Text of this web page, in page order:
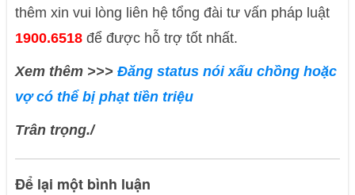
thêm xin vui lòng liên hệ tổng đài tư vấn pháp luật
1900.6518 để được hỗ trợ tốt nhất.
Xem thêm >>>Đăng status nói xấu chồng hoặc
vợ có thể bị phạt tiền triệu
Trân trọng./
Để lại một bình luận